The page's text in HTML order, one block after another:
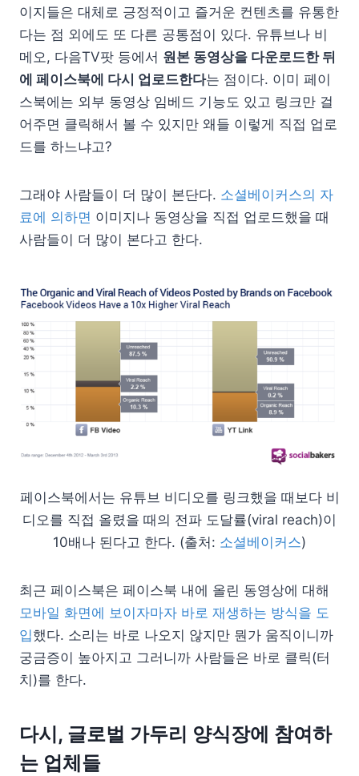
이지들은 대체로 긍정적이고 즐거운 컨텐츠를 유통한
다는 점 외에도 또 다른 공통점이 있다. 유튜브나 비
메오, 다음TV팟 등에서 원본 동영상을 다운로드한 뒤
에 페이스북에 다시 업로드한다는 점이다. 이미 페이
스북에는 외부 동영상 임베드 기능도 있고 링크만 걸
어주면 클릭해서 볼 수 있지만 왜들 이렇게 직접 업로
드를 하느냐고?
그래야 사람들이 더 많이 본단다. 소셜베이커스의 자
료에 의하면 이미지나 동영상을 직접 업로드했을 때
사람들이 더 많이 본다고 한다.
페이스북에서는 유튜브 비디오를 링크했을 때보다 비
디오를 직접 올렸을 때의 전파 도달률(viral reach)이
10배나 된다고 한다. (출처: 소셜베이커스)
최근 페이스북은 페이스북 내에 올린 동영상에 대해
모바일 화면에 보이자마자 바로 재생하는 방식을 도
입했다. 소리는 바로 나오지 않지만 뭔가 움직이니까
궁금증이 높아지고 그러니까 사람들은 바로 클릭(터
치)를 한다.
다시, 글로벌 가두리 양식장에 참여하
는 업체들